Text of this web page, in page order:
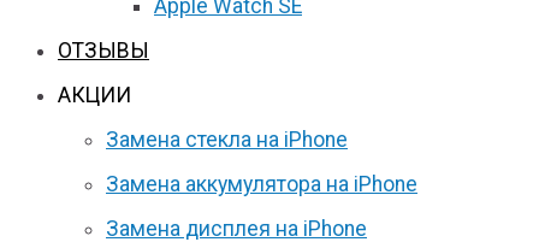
Apple Watch SE
ОТЗЫВЫ
АКЦИИ
Замена стекла на iPhone
Замена аккумулятора на iPhone
Замена дисплея на iPhone